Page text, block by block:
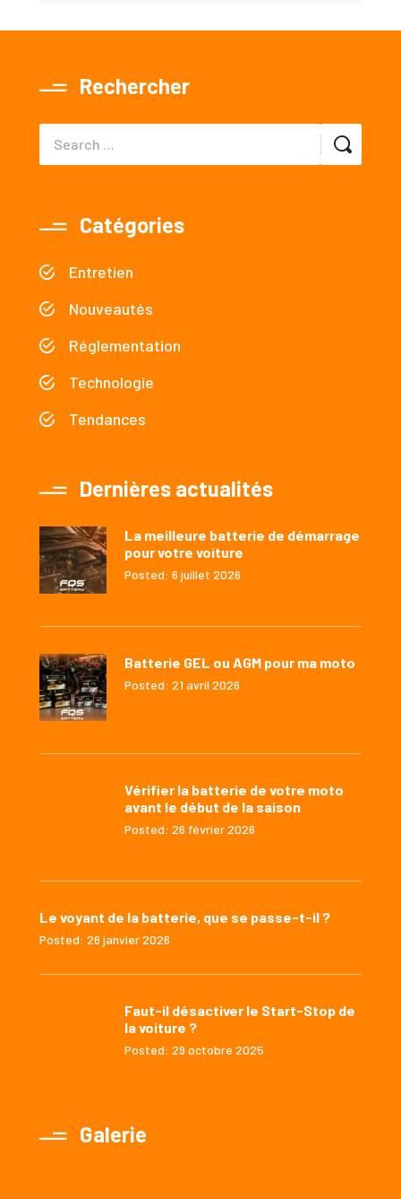
Rechercher
Catégories
Entretien
Nouveautés
Réglementation
Technologie
Tendances
Dernières actualités
La meilleure batterie de démarrage
pour votre voiture
Posted: 6 juillet 2026
Batterie GEL ou AGM pour ma moto
Posted: 21 avril 2026
Vérifier la batterie de votre moto
avant le début de la saison
Posted: 26 février 2026
Le voyant de la batterie, que se passe-t-il ?
Posted: 26 janvier 2026
Faut-il désactiver le Start-Stop de
la voiture ?
Posted: 29 octobre 2025
Galerie